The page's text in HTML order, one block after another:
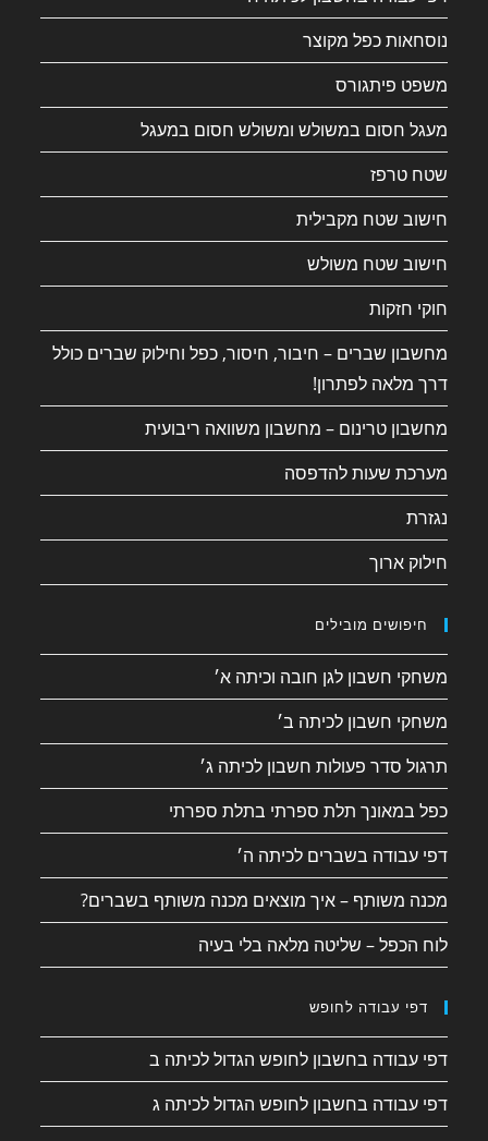
נוסחאות כפל מקוצר
משפט פיתגורס
מעגל חסום במשולש ומשולש חסום במעגל
שטח טרפז
חישוב שטח מקבילית
חישוב שטח משולש
חוקי חזקות
מחשבון שברים – חיבור, חיסור, כפל וחילוק שברים כולל
דרך מלאה לפתרון!
מחשבון טרינום – מחשבון משוואה ריבועית
מערכת שעות להדפסה
נגזרת
חילוק ארוך
חיפושים מובילים
משחקי חשבון לגן חובה וכיתה א׳
משחקי חשבון לכיתה ב׳
תרגול סדר פעולות חשבון לכיתה ג׳
כפל במאונך תלת ספרתי בתלת ספרתי
דפי עבודה בשברים לכיתה ה׳
מכנה משותף – איך מוצאים מכנה משותף בשברים?
לוח הכפל – שליטה מלאה בלי בעיה
דפי עבודה לחופש
דפי עבודה בחשבון לחופש הגדול לכיתה ב
דפי עבודה בחשבון לחופש הגדול לכיתה ג